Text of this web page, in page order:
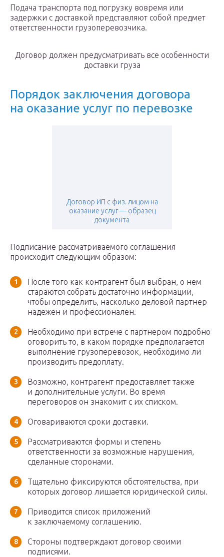
Подача транспорта под погрузку вовремя или
задержки с доставкой представляют собой предмет
ответственности грузоперевозчика.
Договор должен предусматривать все особенности
доставки груза
Порядок заключения договора
на оказание услуг по перевозке
Договор ИП с физ. лицом на
оказание услуг — образец
документа
Подписание рассматриваемого соглашения
происходит следующим образом:
После того как контрагент был выбран, о нем
стараются собрать достаточно информации,
чтобы определить, насколько деловой партнер
надежен и профессионален.
Необходимо при встрече с партнером подробно
оговорить то, в каком порядке предполагается
выполнение грузоперевозок, необходимо ли
производить предоплату.
Возможно, контрагент предоставляет также
и дополнительные услуги. Во время
переговоров он знакомит с их списком.
Оговариваются сроки доставки.
Рассматриваются формы и степень
ответственности за возможные нарушения,
сделанные сторонами.
Тщательно фиксируются обстоятельства, при
которых договор лишается юридической силы.
Приводится список приложений
к заключаемому соглашению.
Стороны подтверждают договор своими
подписями.